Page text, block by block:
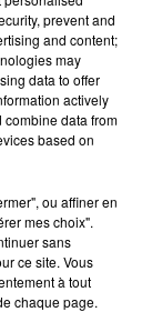
06/2024 À
prevent and
and content;
may
data to offer
actively
data from
based on
ou affiner en
mes choix".
sans
ce site. Vous
à tout
chaque page.